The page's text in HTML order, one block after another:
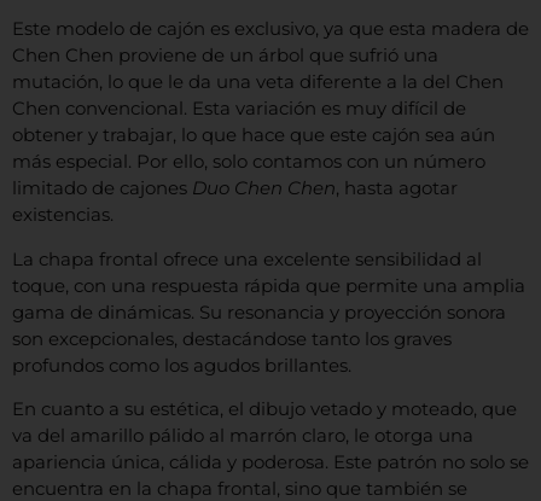
Este modelo de cajón es exclusivo, ya que esta madera de
Chen Chen proviene de un árbol que sufrió una
mutación, lo que le da una veta diferente a la del Chen
Chen convencional. Esta variación es muy difícil de
obtener y trabajar, lo que hace que este cajón sea aún
más especial. Por ello, solo contamos con un número
limitado de cajones Duo Chen Chen, hasta agotar
existencias.
La chapa frontal ofrece una excelente sensibilidad al
toque, con una respuesta rápida que permite una amplia
gama de dinámicas. Su resonancia y proyección sonora
son excepcionales, destacándose tanto los graves
profundos como los agudos brillantes.
En cuanto a su estética, el dibujo vetado y moteado, que
va del amarillo pálido al marrón claro, le otorga una
apariencia única, cálida y poderosa. Este patrón no solo se
encuentra en la chapa frontal, sino que también se